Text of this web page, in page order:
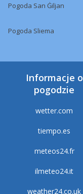
Pogoda San Ġiljan
Pogoda Sliema
Informacje o
pogodzie
wetter.com
tiempo.es
meteos24.fr
ilmeteo24.it
weather24.co.uk